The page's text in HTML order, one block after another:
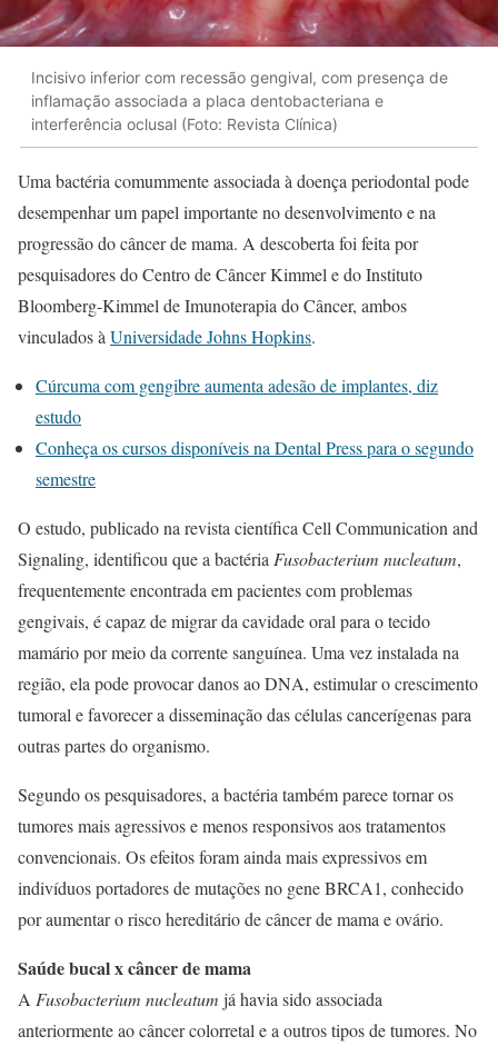
Incisivo inferior com recessão gengival, com presença de
inflamação associada a placa dentobacteriana e
interferência oclusal (Foto: Revista Clínica)
Uma bactéria comummente associada à doença periodontal pode
desempenhar um papel importante no desenvolvimento e na
progressão do câncer de mama. A descoberta foi feita por
pesquisadores do Centro de Câncer Kimmel e do Instituto
Bloomberg-Kimmel de Imunoterapia do Câncer, ambos
vinculados àUniversidade Johns Hopkins.
Cúrcuma com gengibre aumenta adesão de implantes, diz
estudo
Conheça os cursos disponíveis na Dental Press para o segundo
semestre
O estudo, publicado na revista científicaCell Communication and
Signaling, identificou que a bactériaFusobacterium nucleatum,
frequentemente encontrada em pacientes com problemas
gengivais, é capaz de migrar da cavidade oral para o tecido
mamário por meio da corrente sanguínea. Uma vez instalada na
região, ela pode provocar danos ao DNA, estimular o crescimento
tumoral e favorecer a disseminação das células cancerígenas para
outras partes do organismo.
Segundo os pesquisadores, a bactéria também parece tornar os
tumores mais agressivos e menos responsivos aos tratamentos
convencionais. Os efeitos foram ainda mais expressivos em
indivíduos portadores de mutações no gene BRCA1, conhecido
por aumentar o risco hereditário de câncer de mama e ovário.
Saúde bucal x câncer de mama
A Fusobacterium nucleatum já havia sido associada
anteriormente ao câncer colorretal e a outros tipos de tumores. No